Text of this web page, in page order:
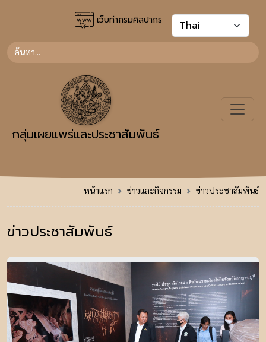
เว็บท่ากรมศิลปากร
กลุ่มเผยแพร่และประชาสัมพันธ์
หน้าแรก ข่าวและกิจกรรม ข่าวประชาสัมพันธ์
ข่าวประชาสัมพันธ์